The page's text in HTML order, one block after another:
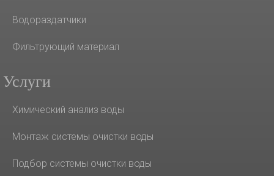
Водораздатчики
Фильтрующий материал
Услуги
Химический анализ воды
Монтаж системы очистки воды
Подбор системы очистки воды